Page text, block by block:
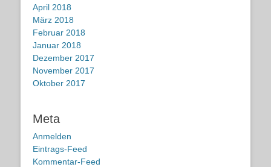
April 2018
März 2018
Februar 2018
Januar 2018
Dezember 2017
November 2017
Oktober 2017
Meta
Anmelden
Eintrags-Feed
Kommentar-Feed